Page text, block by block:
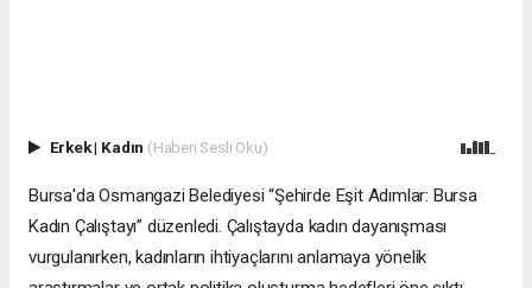
Erkek| Kadın (Haberi Sesli Oku)
Bursa'da Osmangazi Belediyesi “Şehirde Eşit Adımlar: Bursa
Kadın Çalıştayı” düzenledi. Çalıştayda kadın dayanışması
vurgulanırken, kadınların ihtiyaçlarını anlamaya yönelik